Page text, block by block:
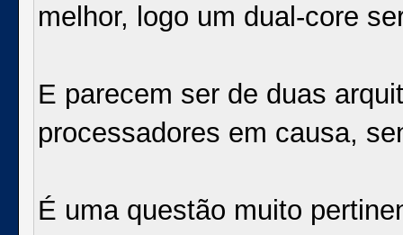
melhor, logo um dual-core
E parecem ser de duas
processadores em causa,
É uma questão muito